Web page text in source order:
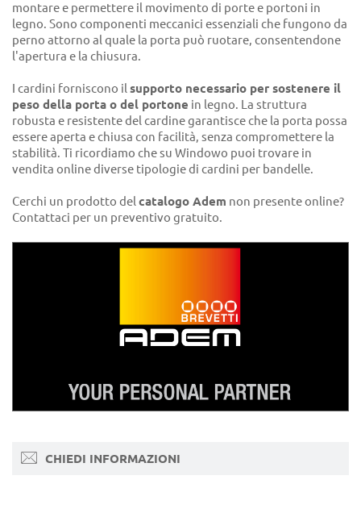
montare e permettere il movimento di porte e portoni in
legno. Sono componenti meccanici essenziali che fungono da
perno attorno al quale la porta può ruotare, consentendone
l'apertura e la chiusura.
I cardini forniscono il supporto necessario per sostenere il
peso della porta o del portone in legno. La struttura
robusta e resistente del cardine garantisce che la porta possa
essere aperta e chiusa con facilità, senza compromettere la
stabilità. Ti ricordiamo che su Windowo puoi trovare in
vendita online diverse tipologie di cardini per bandelle.
Cerchi un prodotto del catalogo Adem non presente online?
Contattaci per un preventivo gratuito.
CHIEDI INFORMAZIONI